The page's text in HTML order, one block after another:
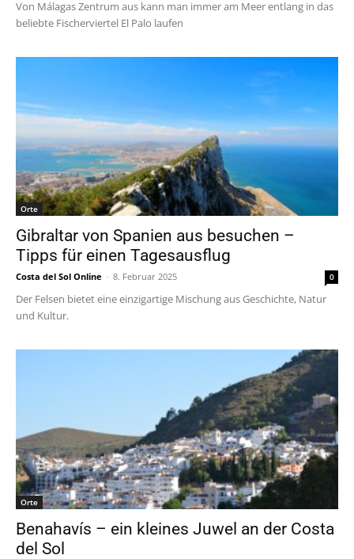
Von Málagas Zentrum aus kann man immer am Meer entlang in das
beliebte Fischerviertel El Palo laufen
Orte
Gibraltar von Spanien aus besuchen –
Tipps für einen Tagesausflug
Costa del Sol Online - 8. Februar 2025 0
Der Felsen bietet eine einzigartige Mischung aus Geschichte, Natur
und Kultur.
Orte
Benahavís – ein kleines Juwel an der Costa
del Sol